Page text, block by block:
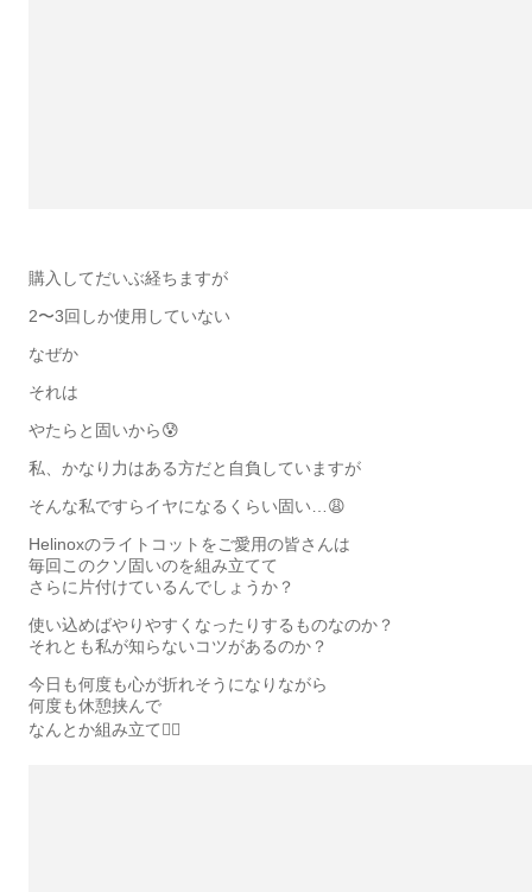
購入してだいぶ経ちますが
2〜3回しか使用していない
なぜか
それは
やたらと固いから😰
私、かなり力はある方だと自負していますが
そんな私ですらイヤになるくらい固い…😩
Helinoxのライトコットをご愛用の皆さんは
毎回このクソ固いのを組み立てて
さらに片付けているんでしょうか？
使い込めばやりやすくなったりするものなのか？
それとも私が知らないコツがあるのか？
今日も何度も心が折れそうになりながら
何度も休憩挟んで
なんとか組み立て😮‍💨